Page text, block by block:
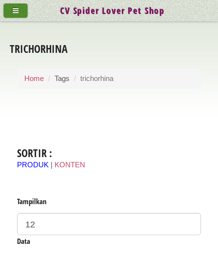
TRICHORHINA
Home Tags trichorhina
SORTIR :
PRODUK KONTEN
Tampilkan
Data
CV Spider Lover Pet Shop